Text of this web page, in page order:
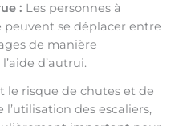
: Les personnes à
se déplacer entre
de manière
d’autrui.
le risque de chutes et de
l’utilisation des escaliers,